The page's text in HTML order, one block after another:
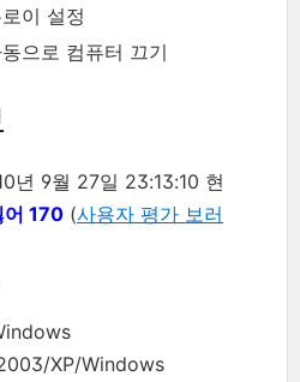
이 설정
으로 컴퓨터 끄기
년 9월 27일 23:13:10 현
어 170 (사용자 평가 보러
XP/Windows